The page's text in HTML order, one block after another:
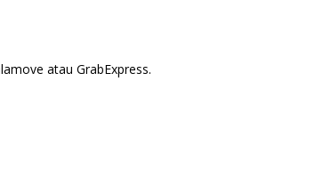
atau GrabExpress.